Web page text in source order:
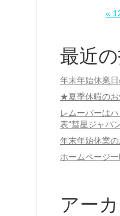
«
最近
年末年始休業
★夏季休暇の
レムーバーは
表“彗星ジャパ
年末年始休業
ホームページ
アー